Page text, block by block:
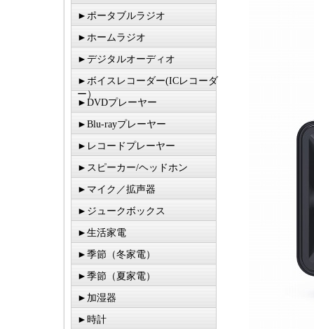
►ポータブルラジオ
►ホームラジオ
►デジタルオーディオ
►ボイスレコーダー(ICレコーダ
ー）
►DVDプレーヤー
►Blu-rayプレーヤー
►レコードプレーヤー
►スピーカー/ヘッドホン
►マイク／拡声器
►ジュークボックス
►生活家電
►季節（冬家電）
►季節（夏家電）
►加湿器
►時計